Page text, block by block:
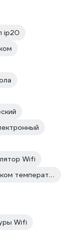
ip20
Wifi
Терморегулятор механический с датчиком температуры
Wifi